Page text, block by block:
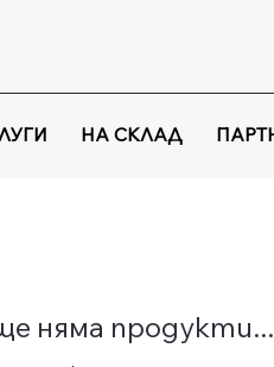
НА СКЛАД
няма продукти...